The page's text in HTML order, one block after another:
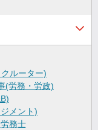
ルーター)
(労務・労政)
メント)
務士